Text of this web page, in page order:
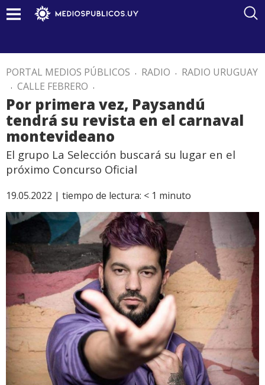
PORTAL MEDIOS PÚBLICOS . RADIO . RADIO URUGUAY
. CALLE FEBRERO .
Por primera vez, Paysandú
tendrá su revista en el carnaval
montevideano
El grupo La Selección buscará su lugar en el
próximo Concurso Oficial
19.05.2022 | tiempo de lectura: < 1 minuto